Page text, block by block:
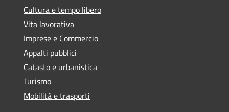
Cultura e tempo libero
Vita lavorativa
Imprese e Commercio
Appalti pubblici
Catasto e urbanistica
Turismo
Mobilità e trasporti